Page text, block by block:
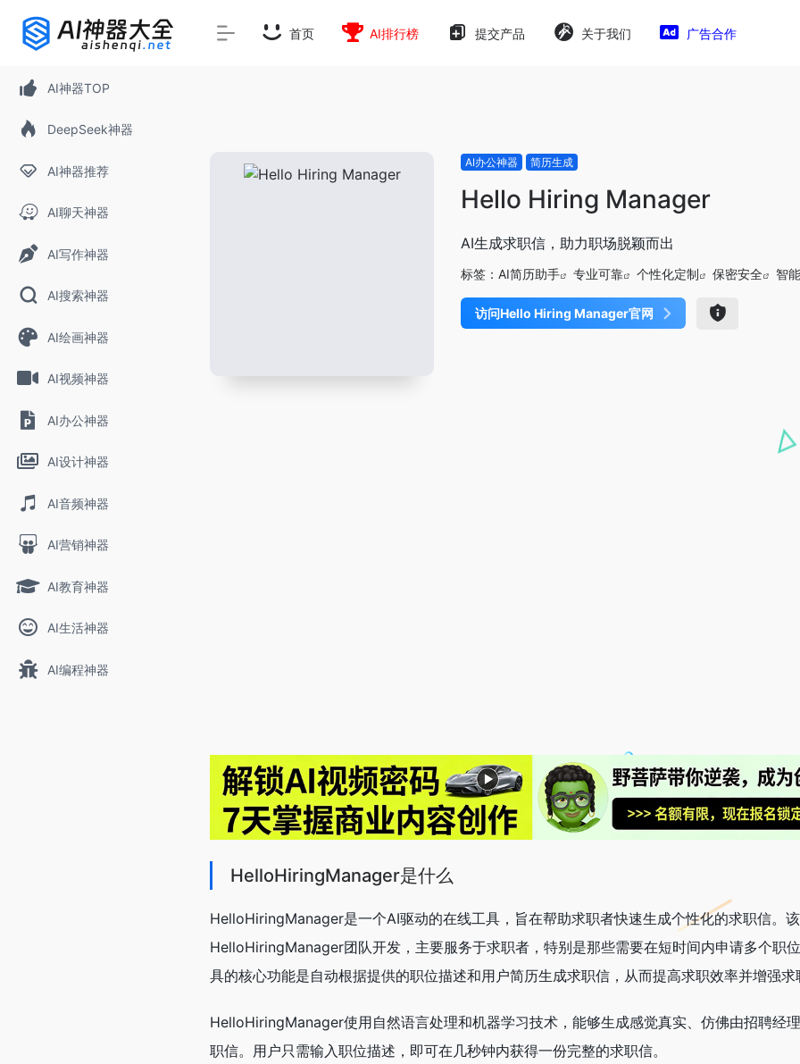
AI神器TOP
DeepSeek神器
AI神器推荐
AI聊天神器
AI写作神器
AI搜索神器
AI绘画神器
AI视频神器
AI办公神器
AI设计神器
AI音频神器
AI营销神器
AI教育神器
AI生活神器
AI编程神器
首页 AI排行榜 提交产品 关于我们 广告合作
AI办公神器 简历生成
Hello Hiring Manager
AI生成求职信，助力职场脱颖而出
标签： AI简历助手 专业可靠 个性化定制 保密安全 智
访问Hello Hiring Manager官网
HelloHiringManager是什么
HelloHiringManager是一个AI驱动的在线工具，旨在帮助求职者快速生成个性化的求职信。
HelloHiringManager团队开发，主要服务于求职者，特别是那些需要在短时间内申请多个职
具的核心功能是自动根据提供的职位描述和用户简历生成求职信，从而提高求职效率并增强
HelloHiringManager使用自然语言处理和机器学习技术，能够生成感觉真实、仿佛由招聘经
职信。用户只需输入职位描述，即可在几秒钟内获得一份完整的求职信。